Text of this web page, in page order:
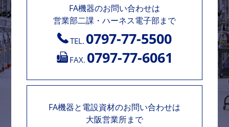
FA機器のお問い合わせは
営業部二課・ハーネス電子部まで
TEL. 0797-77-5500
FAX. 0797-77-6061
FA機器と電設資材のお問い合わせは
大阪営業所まで